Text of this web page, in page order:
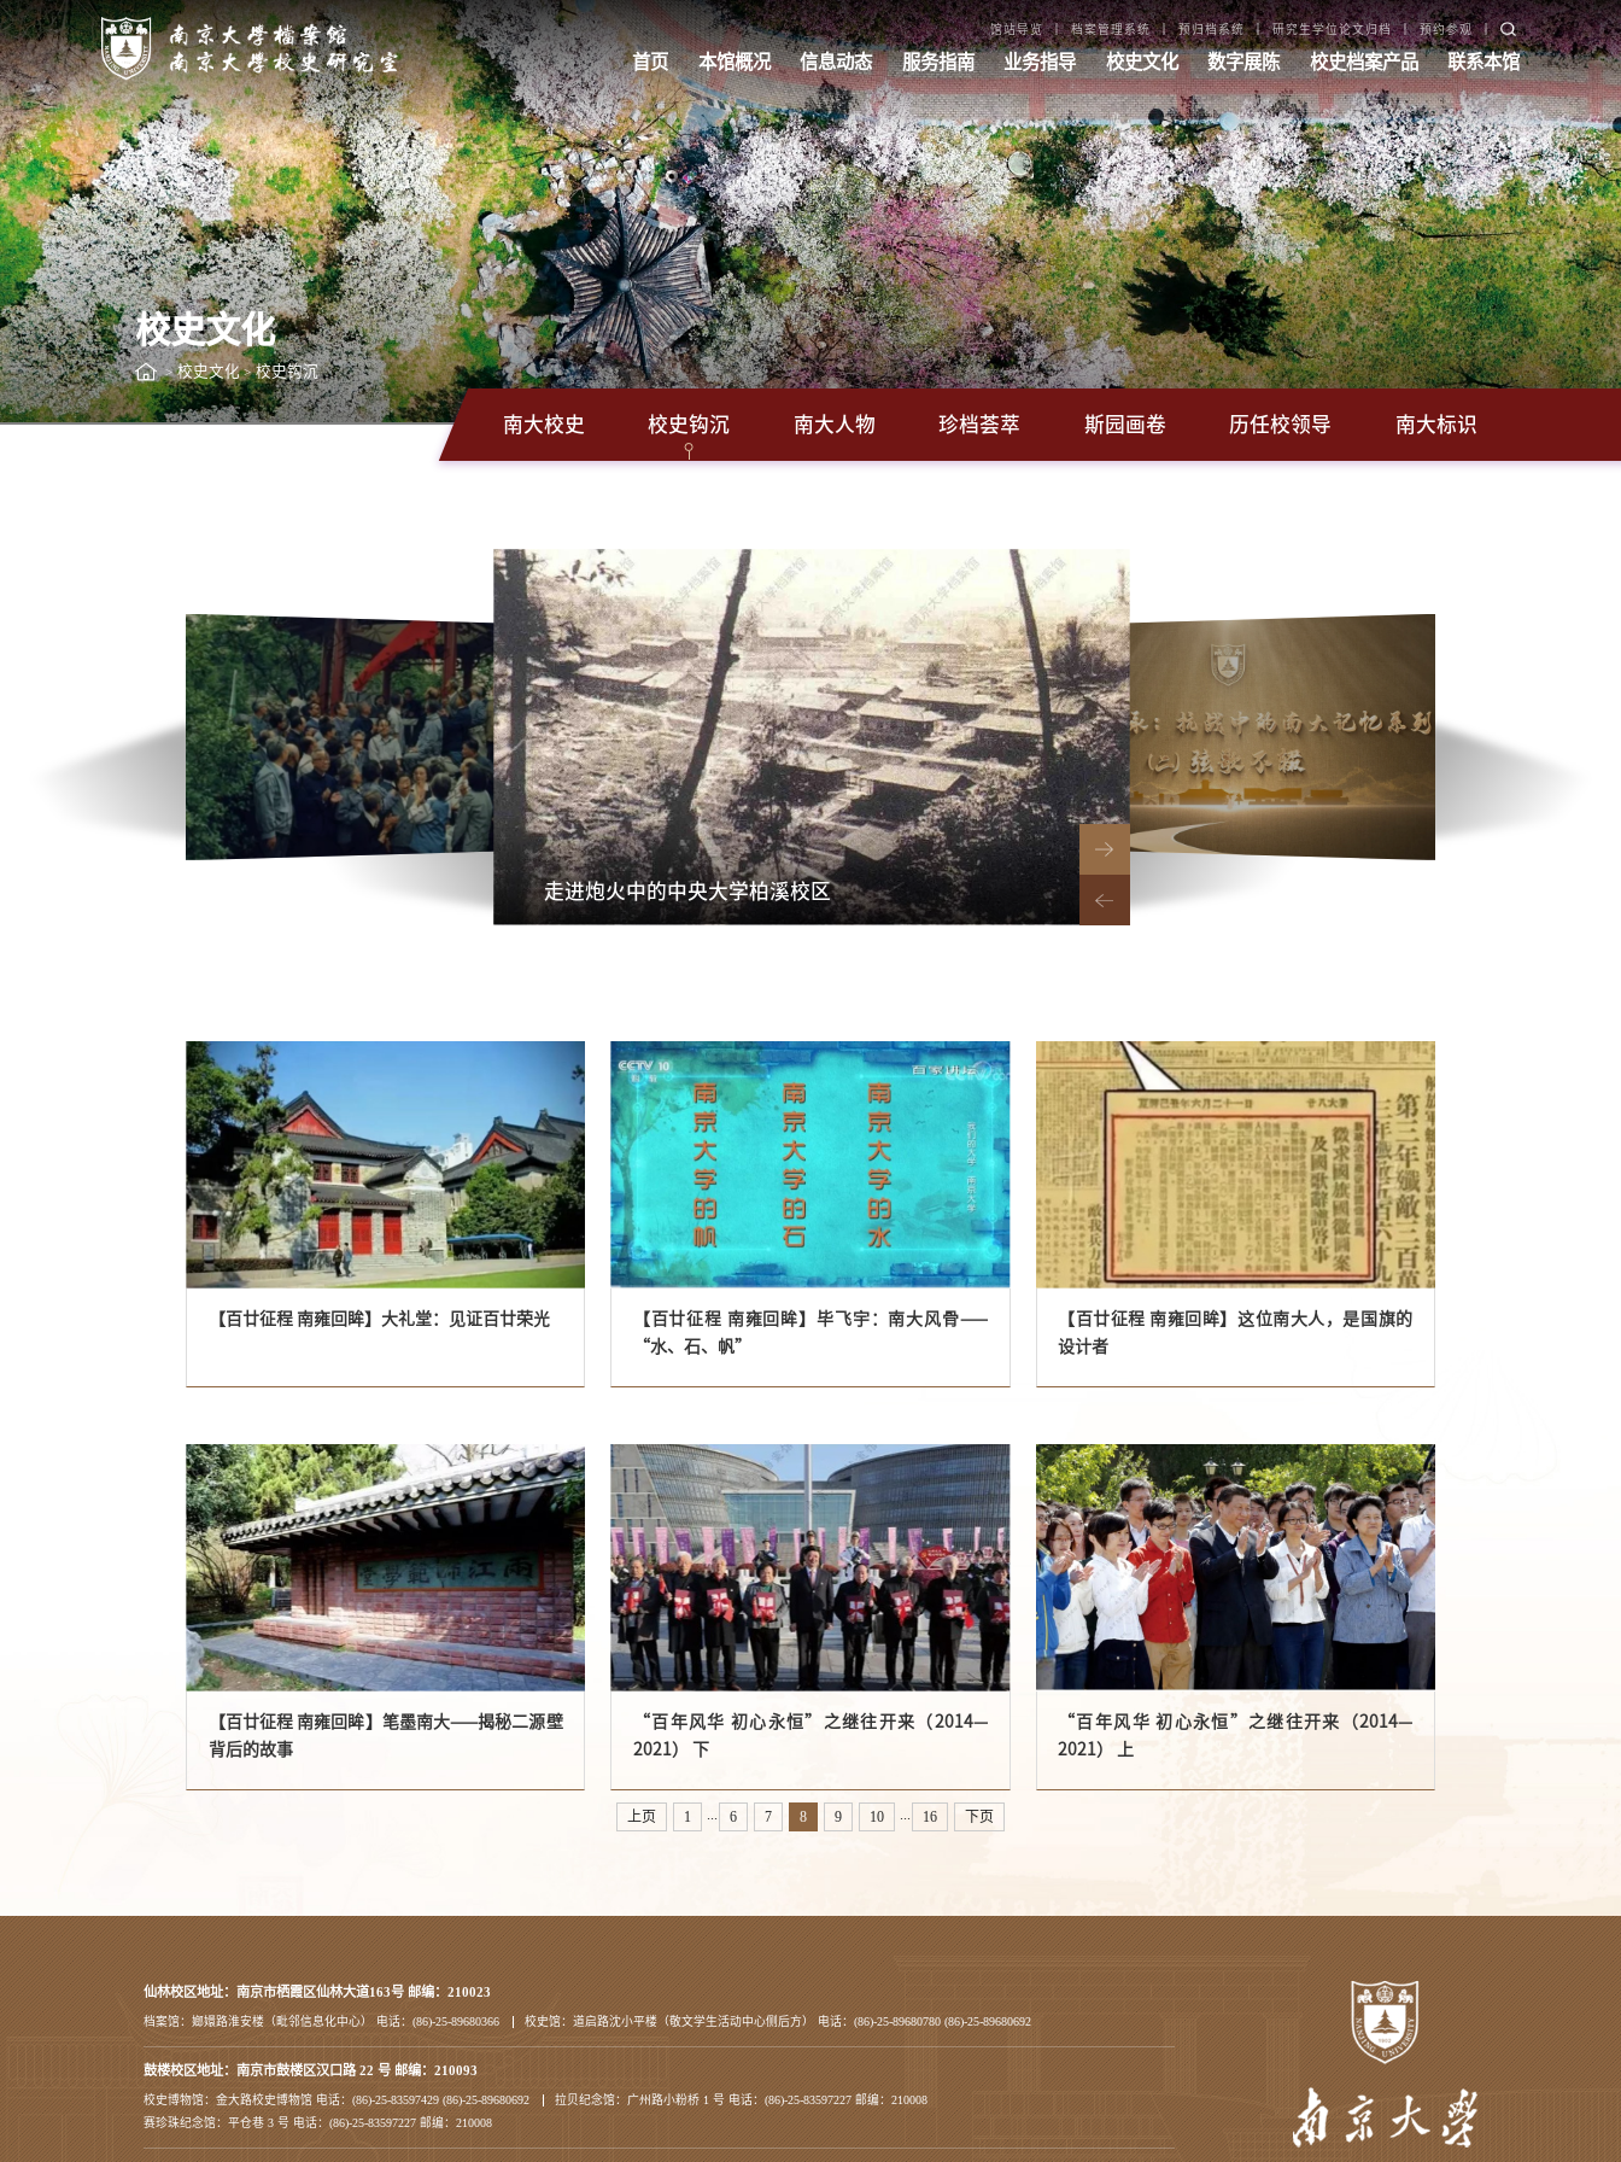
馆站导览 档案管理系统 预归档系统 研究生学位论文归档 预约参观
首页 本馆概况 信息动态 服务指南 业务指导 校史文化 数字展陈 校史档案产品 联系本馆
校史文化
> 校史文化 > 校史钩沉
南大校史 校史钩沉 南大人物 珍档荟萃 斯园画卷 历任校领导 南大标识
走进炮火中的中央大学柏溪校区
【百廿征程 南雍回眸】大礼堂：见证百廿荣光
【百廿征程 南雍回眸】毕飞宇：南大风骨——
“水、石、帆”
【百廿征程 南雍回眸】这位南大人，是国旗的
设计者
【百廿征程 南雍回眸】笔墨南大——揭秘二源壁
背后的故事
“百年风华 初心永恒”之继往开来（2014—
2021） 下
“百年风华 初心永恒”之继往开来（2014—
2021） 上
上页 1 ... 6 7 8 9 10 ... 16 下页
仙林校区地址：南京市栖霞区仙林大道163号 邮编：210023
档案馆：嫏嬛路淮安楼（毗邻信息化中心） 电话：(86)-25-89680366 校史馆：道启路沈小平楼（敬文学生活动中心侧后方） 电话：(86)-25-89680780 (86)-25-89680692
鼓楼校区地址：南京市鼓楼区汉口路 22 号 邮编：210093
校史博物馆：金大路校史博物馆 电话：(86)-25-83597429 (86)-25-89680692
拉贝纪念馆：广州路小粉桥 1 号 电话：(86)-25-83597227 邮编：210008
赛珍珠纪念馆：平仓巷 3 号 电话：(86)-25-83597227 邮编：210008